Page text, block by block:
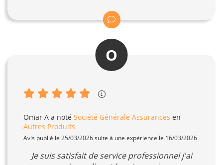
O
Omar A a noté Société Générale Assurances en
Autres Produits
Avis publié le 25/03/2026 suite à une expérience le 16/03/2026
Je suis satisfait de service professionnel j'ai